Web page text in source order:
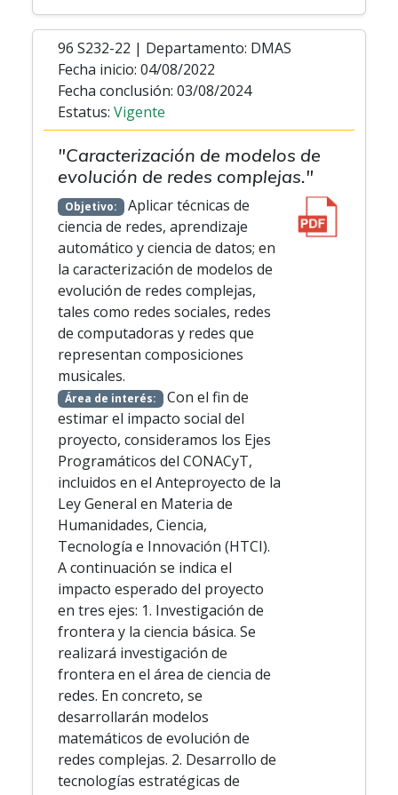
96 S232-22 | Departamento: DMAS
Fecha inicio: 04/08/2022
Fecha conclusión: 03/08/2024
Estatus: Vigente
"Caracterización de modelos de
evolución de redes complejas."
Objetivo: Aplicar técnicas de
ciencia de redes, aprendizaje
automático y ciencia de datos; en
la caracterización de modelos de
evolución de redes complejas,
tales como redes sociales, redes
de computadoras y redes que
representan composiciones
musicales.
Área de interés: Con el fin de
estimar el impacto social del
proyecto, consideramos los Ejes
Programáticos del CONACyT,
incluidos en el Anteproyecto de la
Ley General en Materia de
Humanidades, Ciencia,
Tecnología e Innovación (HTCI).
A continuación se indica el
impacto esperado del proyecto
en tres ejes: 1. Investigación de
frontera y la ciencia básica. Se
realizará investigación de
frontera en el área de ciencia de
redes. En concreto, se
desarrollarán modelos
matemáticos de evolución de
redes complejas. 2. Desarrollo de
tecnologías estratégicas de